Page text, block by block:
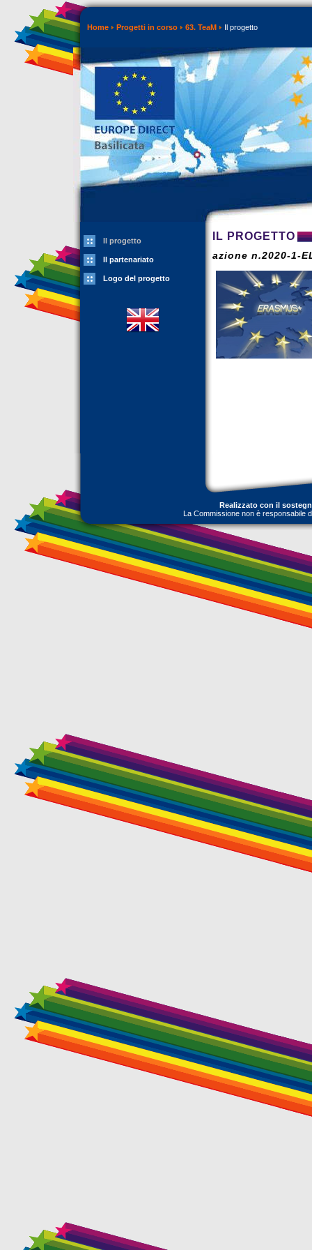
Home Progetti in corso 63. TeaM Il progetto
Il progetto
Il partenariato
Logo del progetto
IL PROGETTO
azione n.2020-1-
Realizzato con il
La Commissione non è responsabile